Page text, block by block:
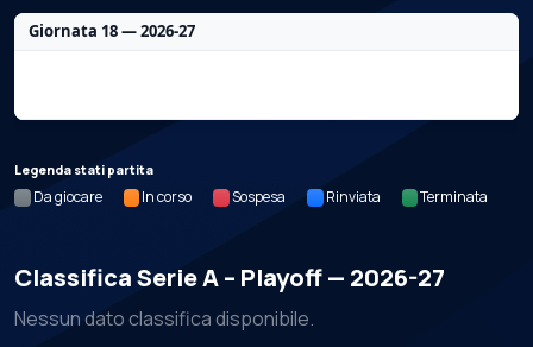
Giornata 18 — 2026-27
Legenda stati partita
Da giocare In corso Sospesa Rinviata Terminata
Classifica Serie A – Playoff — 2026-27
Nessun dato classifica disponibile.